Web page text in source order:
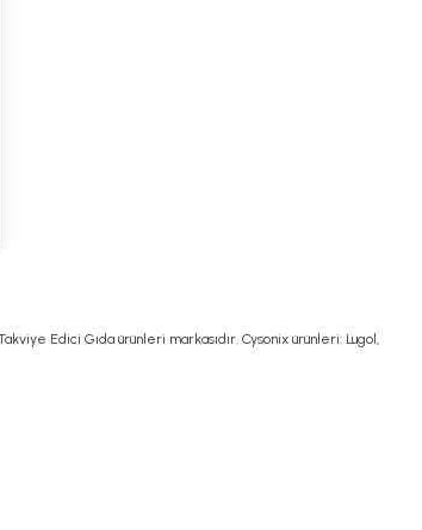
Edici Gıda ürünleri markasıdır. Cysonix ürünleri: Lugol,